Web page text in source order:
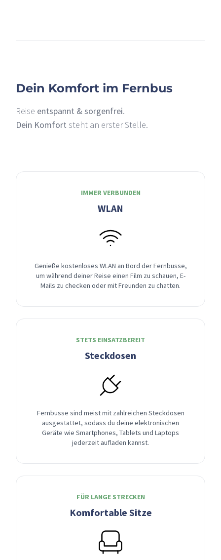
Dein Komfort im Fernbus
Reise entspannt & sorgenfrei.
Dein Komfort steht an erster Stelle.
IMMER VERBUNDEN
WLAN
Genieße kostenloses WLAN an Bord der Fernbusse,
um während deiner Reise einen Film zu schauen, E-
Mails zu checken oder mit Freunden zu chatten.
STETS EINSATZBEREIT
Steckdosen
Fernbusse sind meist mit zahlreichen Steckdosen
ausgestattet, sodass du deine elektronischen
Geräte wie Smartphones, Tablets und Laptops
jederzeit aufladen kannst.
FÜR LANGE STRECKEN
Komfortable Sitze